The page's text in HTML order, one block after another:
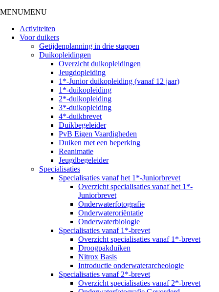
MENUMENU
Activiteiten
Voor duikers
Getijdenplanning in drie stappen
Duikopleidingen
Overzicht duikopleidingen
Jeugdopleiding
1*-Junior duikopleiding (vanaf 12 jaar)
1*-duikopleiding
2*-duikopleiding
3*-duikopleiding
4*-duikbrevet
Duikbegeleider
PvB Eigen Vaardigheden
Duiken met een beperking
Reanimatie
Jeugdbegeleider
Specialisaties
Specialisaties vanaf het 1*-Juniorbrevet
Overzicht specialisaties vanaf het 1*-
Juniorbrevet
Onderwaterfotografie
Onderwateroriëntatie
Onderwaterbiologie
Specialisaties vanaf 1*-brevet
Overzicht specialisaties vanaf 1*-brevet
Droogpakduiken
Nitrox Basis
Introductie onderwaterarcheologie
Specialisaties vanaf 2*-brevet
Overzicht specialisaties vanaf 2*-brevet